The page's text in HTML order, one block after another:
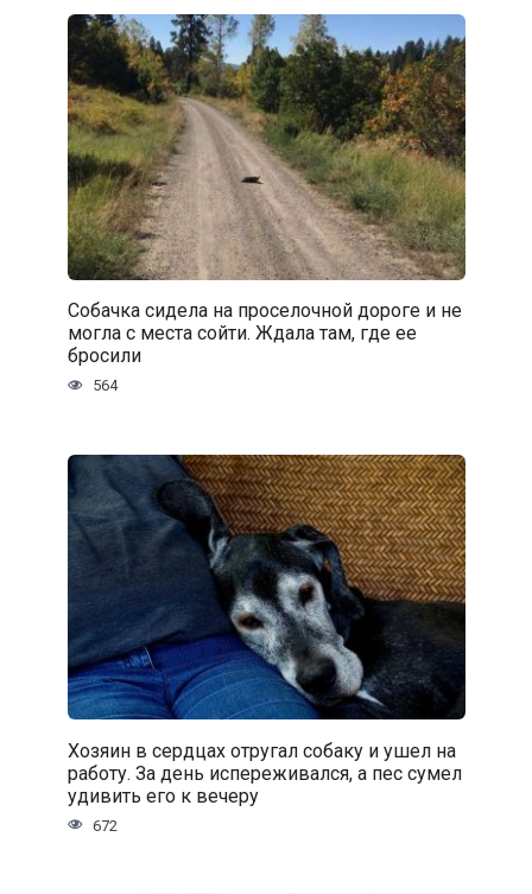
Собачка сидела на проселочной дороге и не
могла с места сойти. Ждала там, где ее
бросили
564
Хозяин в сердцах отругал собаку и ушел на
работу. За день испереживался, а пес сумел
удивить его к вечеру
672